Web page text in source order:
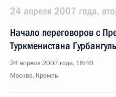
24 апреля 2007 года,
Начало переговоров с
Туркменистана
24 апреля 2007 года, 18:40
Москва, Кремль